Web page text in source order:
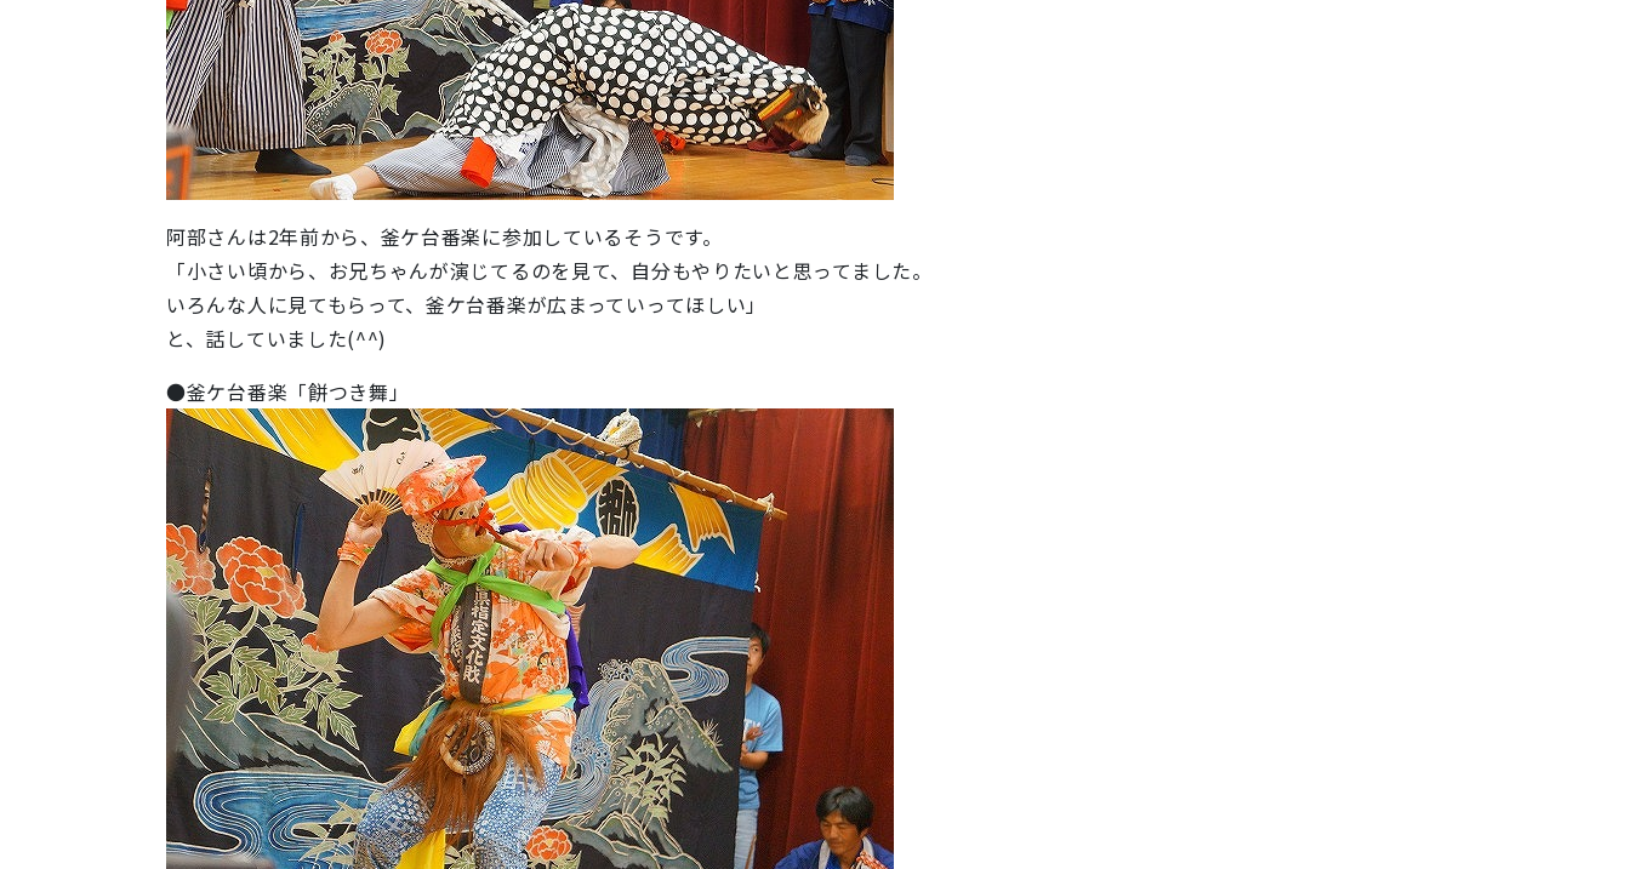
阿部さんは2年前から、釜ケ台番楽に参加しているそうです。
「小さい頃から、お兄ちゃんが演じてるのを見て、自分もやりたいと思ってました。
いろんな人に見てもらって、釜ケ台番楽が広まっていってほしい」
と、話していました(^^)
●釜ケ台番楽「餅つき舞」